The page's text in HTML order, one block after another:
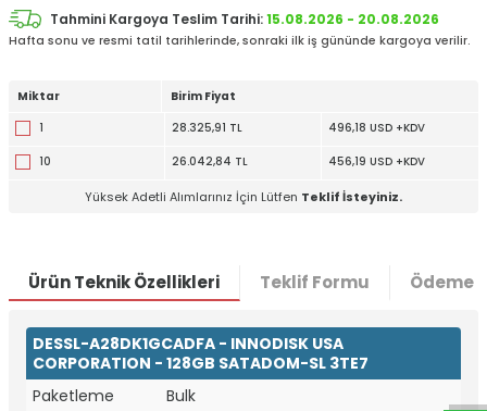
W
h
t
a
p
p
D
e
s
e
H
a
t
t
Tahmini Kargoya Teslim Tarihi:15.08.2026 - 20.08.2026
Hafta sonu ve resmi tatil tarihlerinde, sonraki ilk iş gününde kargoya verilir.
Miktar
Birim Fiyat
1
28.325,91 TL 496,18 USD +KDV
10 26.042,84 TL 456,19 USD +KDV
Yüksek Adetli Alımlarınız İçin Lütfen Teklif İsteyiniz.
Ürün Teknik Özellikleri Teklif Formu Ödeme
DESSL-A28DK1GCADFA - INNODISK USA
CORPORATION - 128GB SATADOM-SL 3TE7
Paketleme
Bulk